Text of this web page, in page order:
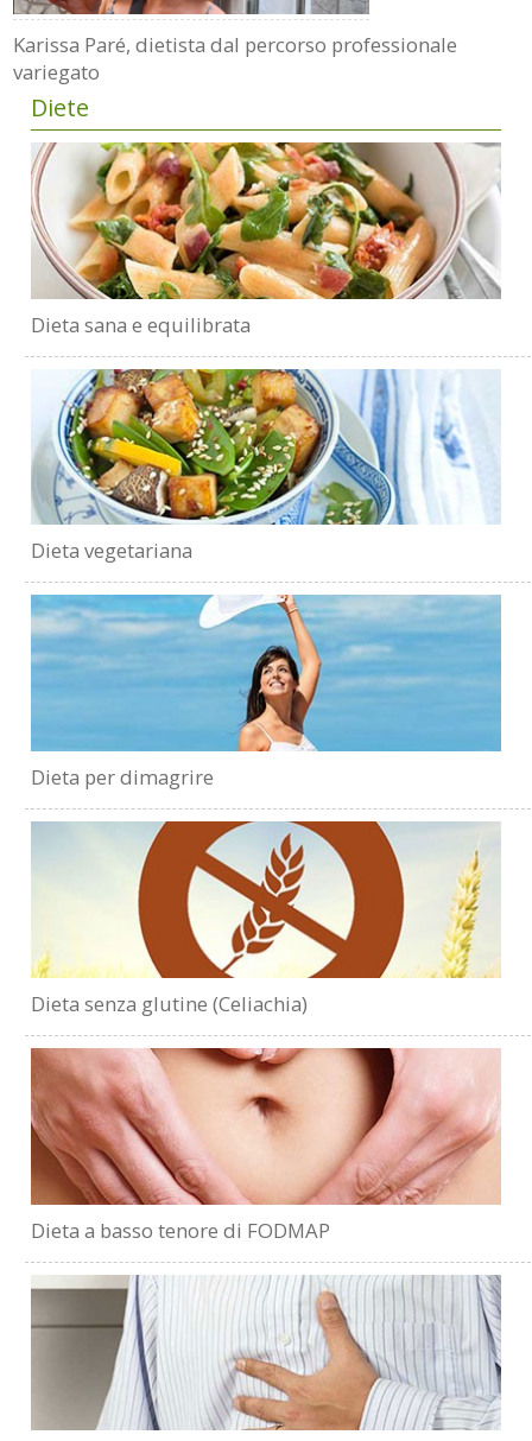
Karissa Paré, dietista dal percorso professionale
variegato
Diete
Dieta sana e equilibrata
Dieta vegetariana
Dieta per dimagrire
Dieta senza glutine (Celiachia)
Dieta a basso tenore di FODMAP